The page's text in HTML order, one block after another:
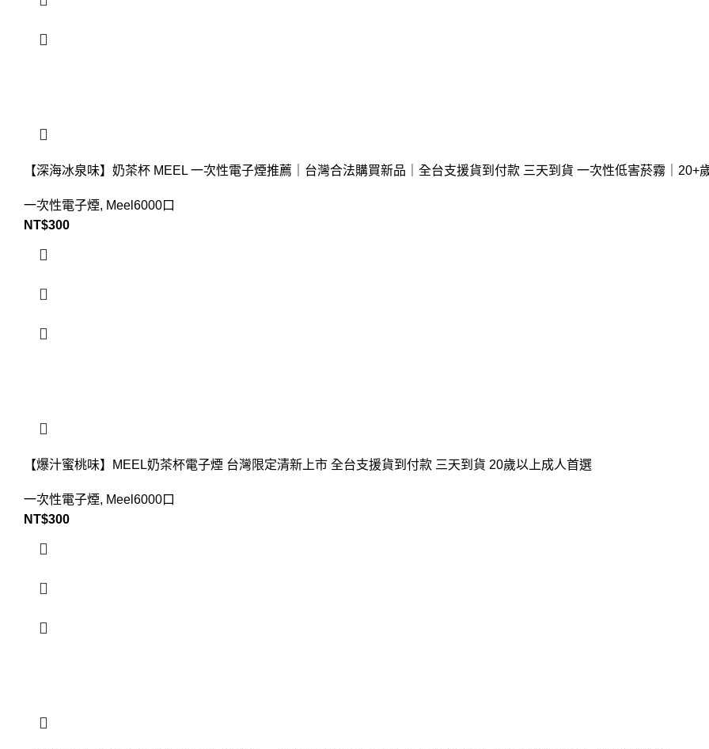
【深海冰泉味】奶茶杯 MEEL 一次性電子煙推薦｜台灣合法購買新品｜全台支援貨到付款 三天到貨 一次性低害菸霧｜20+
一次性電子煙, Meel6000口
NT$300
【爆汁蜜桃味】MEEL奶茶杯電子煙 台灣限定清新上市 全台支援貨到付款 三天到貨 20歲以上成人首選
一次性電子煙, Meel6000口
NT$300